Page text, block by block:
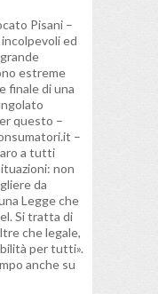
Pisani –
ed
estreme
finale di una
questo –
–
a tutti
non
da
Legge che
Si tratta di
che legale,
per tutti».
anche su